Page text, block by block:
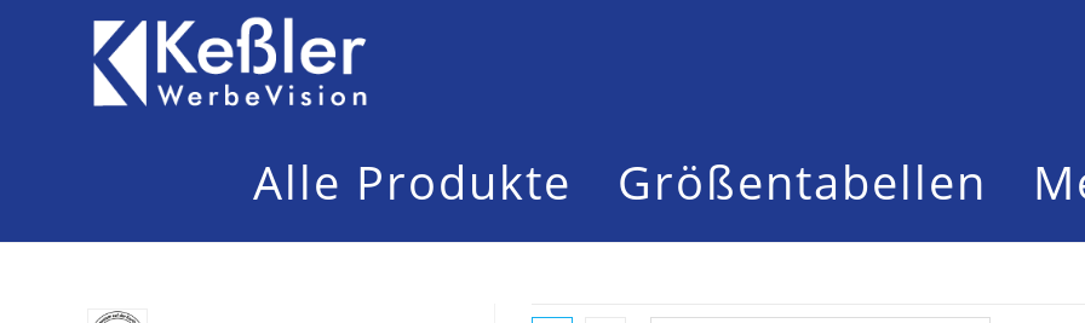
Alle Produkte Größentabellen